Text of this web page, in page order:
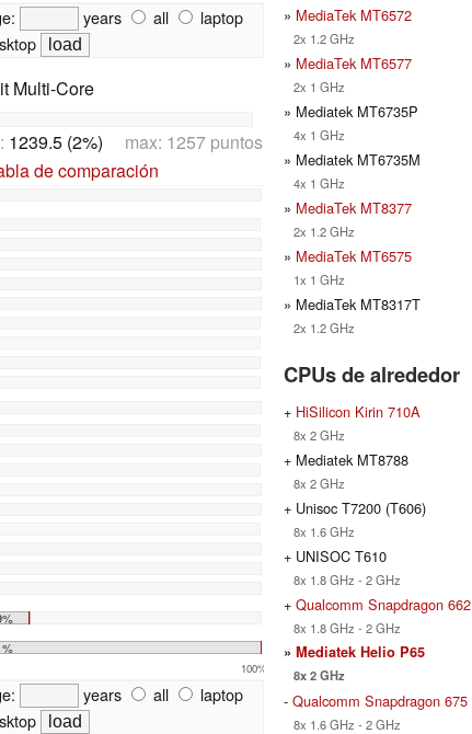
years all
laptop
Multi-Core
1239.5 (2%) max: 1257 puntos
de comparación
100%
years all
laptop
» MediaTek MT6572
2x 1.2 GHz
» MediaTek MT6577
2x 1 GHz
» Mediatek MT6735P
4x 1 GHz
» Mediatek MT6735M
4x 1 GHz
» MediaTek MT8377
2x 1.2 GHz
» MediaTek MT6575
1x 1 GHz
» MediaTek MT8317T
2x 1.2 GHz
CPUs de alrededor
+ HiSilicon Kirin 710A
8x 2 GHz
+ Mediatek MT8788
8x 2 GHz
+ Unisoc T7200 (T606)
8x 1.6 GHz
+ UNISOC T610
8x 1.8 GHz - 2 GHz
+ Qualcomm Snapdragon 662
8x 1.8 GHz - 2 GHz
» Mediatek Helio P65
8x 2 GHz
- Qualcomm Snapdragon 675
8x 1.6 GHz - 2 GHz